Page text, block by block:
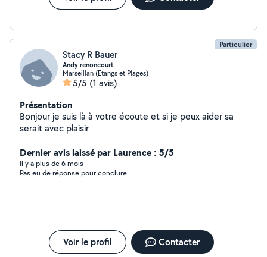
Particulier
Stacy R Bauer
Andy renoncourt
Marseillan (Etangs et Plages)
5/5 (1 avis)
Présentation
Bonjour je suis là à votre écoute et si je peux aider sa
serait avec plaisir
Dernier avis laissé par Laurence : 5/5
Il y a plus de 6 mois
Pas eu de réponse pour conclure
Voir le profil Contacter